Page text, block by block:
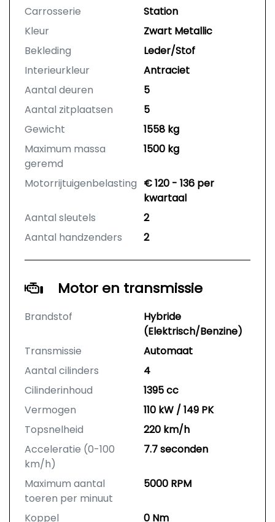
Carrosserie
Station
Kleur
Zwart Metallic
Bekleding
Leder/Stof
Interieurkleur
Antraciet
Aantal deuren
5
Aantal zitplaatsen
5
Gewicht
1558 kg
Maximum massa
geremd
1500 kg
Motorrijtuigenbelasting € 120 - 136 per
kwartaal
Aantal sleutels
2
Aantal handzenders
2
Motor en transmissie
Brandstof
Hybride
(Elektrisch/Benzine)
Transmissie
Automaat
Aantal cilinders
4
Cilinderinhoud
1395 cc
Vermogen
110 kW / 149 PK
Topsnelheid
220 km/h
Acceleratie (0-100
km/h)
7.7 seconden
Maximum aantal
toeren per minuut
5000 RPM
Koppel 0 Nm